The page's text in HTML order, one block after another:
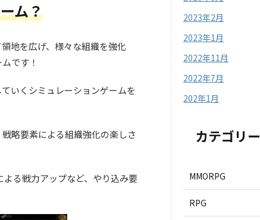
ム？
地を広げ、様々な組織を強化
です！
いくシミュレーションゲームを
略要素による組織強化の楽しさ
る戦力アップなど、やり込み要
2023年2月
2023年1月
2022年11月
2022年7月
202年1月
カテゴリー
MMORPG
RPG